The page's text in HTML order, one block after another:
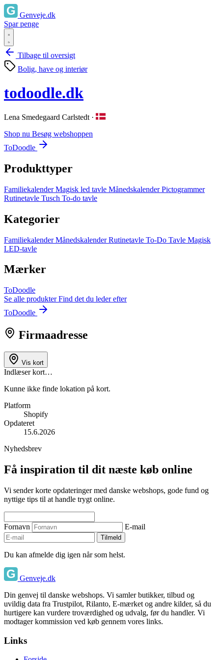
Genveje.dk
Spar penge
Tilbage til oversigt
Bolig, have og interiør
todoodle.dk
Lena Smedegaard Carlstedt ·
Shop nu Besøg webshoppen
ToDoodle
Produkttyper
FamiliekalenderMagisk led tavle MånedskalenderPictogrammer
Rutinetavle Tusch To-do tavle
Kategorier
FamiliekalenderMånedskalenderRutinetavle To-Do Tavle Magisk
LED-tavle
Mærker
ToDoodle
Se alle produkterFind det du leder efter
ToDoodle
Firmaadresse
Vis kort
Indlæser kort…
Kunne ikke finde lokation på kort.
Platform
Shopify
Opdateret
15.6.2026
Nyhedsbrev
Få inspiration til dit næste køb online
Vi sender korte opdateringer med danske webshops, gode fund og
nyttige tips til at handle trygt online.
Fornavn E-mail
Tilmeld
Du kan afmelde dig igen når som helst.
Genveje.dk
Din genvej til danske webshops. Vi samler butikker, tilbud og
uvildig data fra Trustpilot, Rilanto, E-mærket og andre kilder, så du
hurtigere kan vurdere troværdighed og udvalg, før du handler. Vi
modtager kommission ved køb gennem vores links.
Links